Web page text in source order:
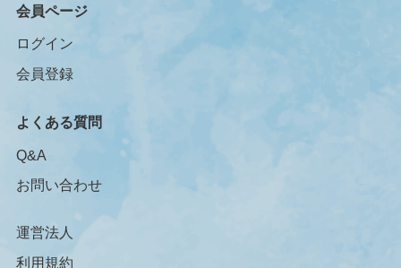
会員ページ
ログイン
会員登録
よくある質問
Q&A
お問い合わせ
運営法人
利用規約